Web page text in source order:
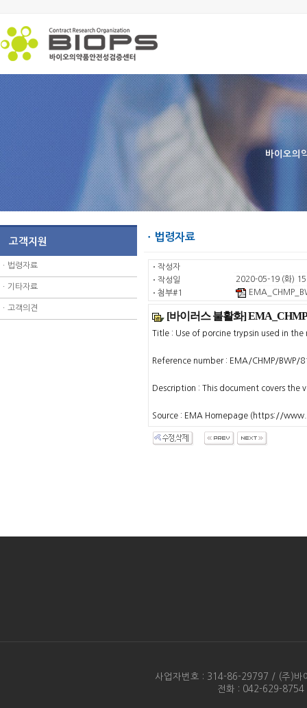
바이오의
고객지원
ㆍ 법령자료
ㆍ 기타자료
ㆍ 고객의견
ㆍ법령자료
ㆍ 작성자
ㆍ 작성일
2020-05-19 (화)
ㆍ 첨부#1
[바이러스 불활화] EMA_CHMP/
Title : Use of porcine trypsin used in
Reference number : EMA/CHMP/BWP/
Description : This document covers
Source : EMA Homepage (https://
사업자번호 : 314-86-29797 / (주)바
전화 : 042-629-8754